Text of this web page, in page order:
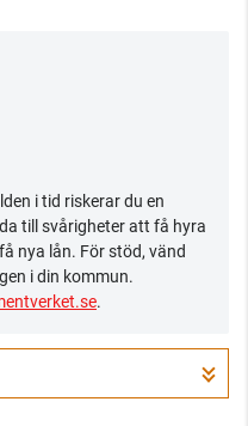
i tid riskerar du en
till svårigheter att få hyra
nya lån. För stöd, vänd
i din kommun.
.